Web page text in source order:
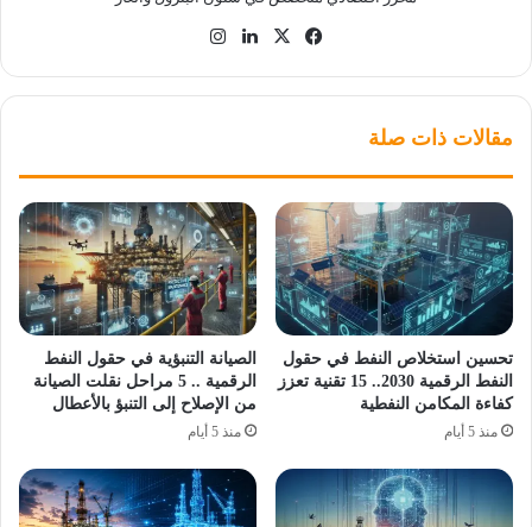
فيسبوك
‫X لينكدإن
مقالات ذات صلة
تحسين استخلاص النفط في حقول
النفط الرقمية 2030.. 15 تقنية تعزز
كفاءة المكامن النفطية
منذ 5 أيام
الصيانة التنبؤية في حقول النفط
الرقمية .. 5 مراحل نقلت الصيانة
من الإصلاح إلى التنبؤ بالأعطال
منذ 5 أيام